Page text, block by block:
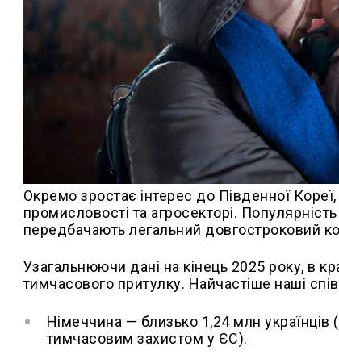
Окремо зростає інтерес до Південної
промисловості та агросекторі.
передбачають легальний довгостроковий
Узагальнюючи дані на кінець 2025 року, в
тимчасового притулку. Найчастіше наші
Німеччина — близько 1,24 млн українців
тимчасовим захистом у ЄС).